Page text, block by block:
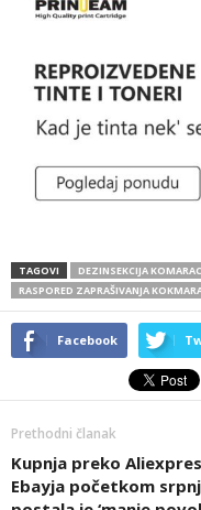
TAGOVI
DEZINSEKCIJA
RASPORED ZAPRAŠIVANJA
Facebook
Prethodni članak
Kupnja preko
Ebayja početkom